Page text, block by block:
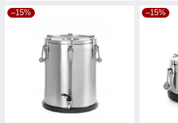
–15% –15%